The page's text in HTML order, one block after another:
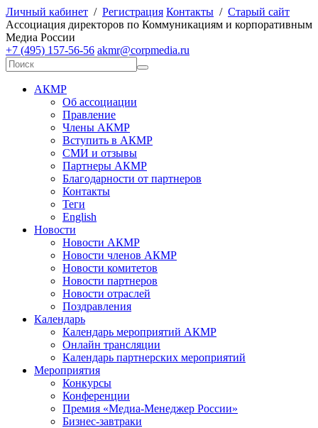
Личный кабинет / Регистрация Контакты / Старый сайт
Ассоциация директоров по Коммуникациям и корпоративным
Медиа России
+7 (495) 157-56-56 akmr@corpmedia.ru
АКМР
Об ассоциации
Правление
Члены АКМР
Вступить в АКМР
СМИ и отзывы
Партнеры АКМР
Благодарности от партнеров
Контакты
Теги
English
Новости
Новости АКМР
Новости членов АКМР
Новости комитетов
Новости партнеров
Новости отраслей
Поздравления
Календарь
Календарь мероприятий АКМР
Онлайн трансляции
Календарь партнерских мероприятий
Мероприятия
Конкурсы
Конференции
Премия «Медиа-Менеджер России»
Бизнес-завтраки